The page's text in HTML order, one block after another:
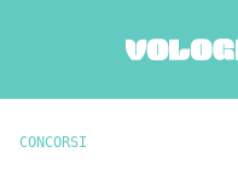
CONCORSI